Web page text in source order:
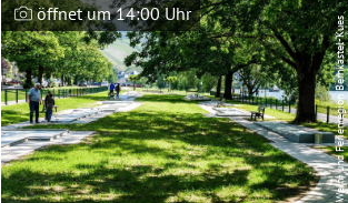
Wein- und Ferienregion Bernkastel-Kues
öffnet um 14:00 Uhr